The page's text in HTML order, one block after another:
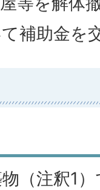
補助金を
（注釈1